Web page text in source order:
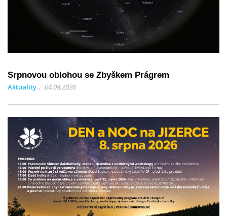
Srpnovou oblohou se Zbyškem Prágrem
Aktuality 04.08.2026